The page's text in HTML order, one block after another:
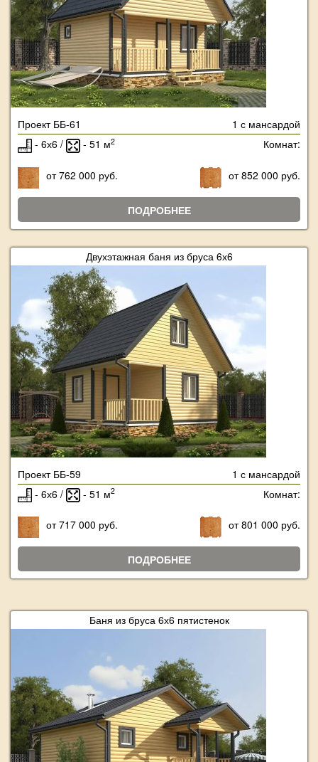
Проект ББ-61
1 с мансардой
- 6х6 /
- 51 м2 Комнат:
от 762 000 руб. от 852 000 руб.
ПОДРОБНЕЕ
Двухэтажная баня из бруса 6х6
Проект ББ-59
1 с мансардой
- 6х6 /
- 51 м2 Комнат:
от 717 000 руб. от 801 000 руб.
ПОДРОБНЕЕ
Баня из бруса 6х6 пятистенок